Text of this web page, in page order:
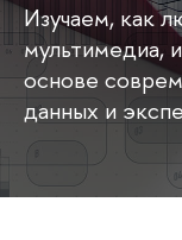
Изучаем, как
мультимедиа,
основе
данных и